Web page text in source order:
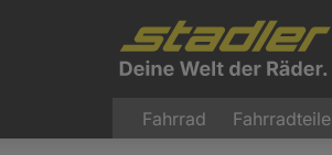
Fahrrad Fahrradteile